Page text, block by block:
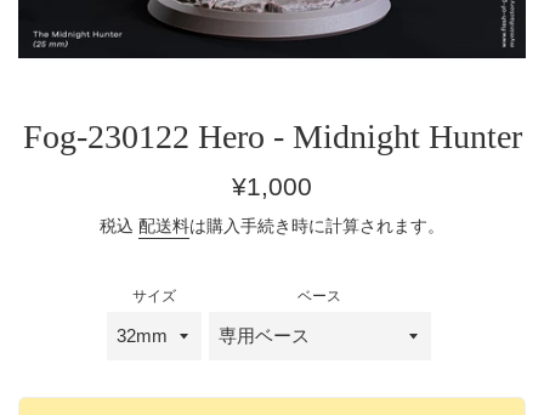
Fog-230122 Hero - Midnight Hunter
通
価
¥1,000
税込 配送料は購入手続き時に計算されます。
サイズ ベース